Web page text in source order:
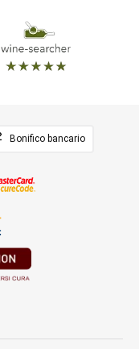
Bonifico bancario